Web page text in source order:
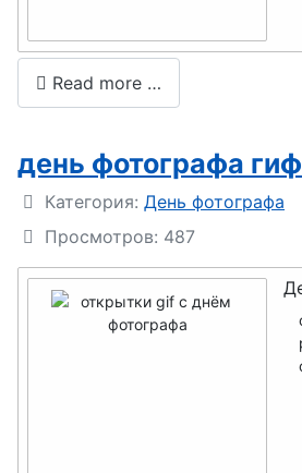
энергетика
риэлтора ,
День агента
по
недвижимо
сти
День МЧС
Read more …
день фотографа
Подробности
Категория: День фотографа
Просмотров: 487